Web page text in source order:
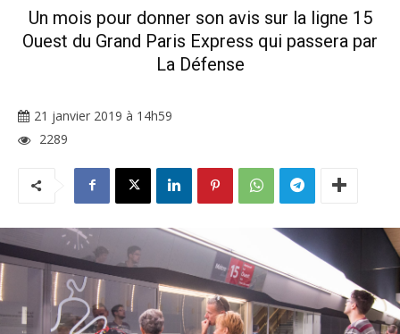
Un mois pour donner son avis sur la ligne 15
Ouest du Grand Paris Express qui passera par
La Défense
21 janvier 2019 à 14h59
2289